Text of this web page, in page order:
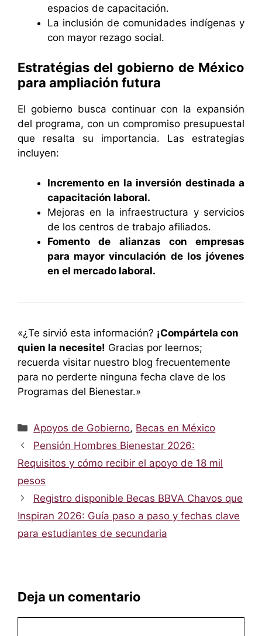
espacios de capacitación.
La inclusión de comunidades indígenas y
con mayor rezago social.
Estratégias del gobierno de México
para ampliación futura
El gobierno busca continuar con la expansión
del programa, con un compromiso presupuestal
que resalta su importancia. Las estrategias
incluyen:
Incremento en la inversión destinada a
capacitación laboral.
Mejoras en la infraestructura y servicios
de los centros de trabajo afiliados.
Fomento de alianzas con empresas
para mayor vinculación de los jóvenes
en el mercado laboral.
«¿Te sirvió esta información? ¡Compártela con
quien la necesite! Gracias por leernos;
recuerda visitar nuestro blog frecuentemente
para no perderte ninguna fecha clave de los
Programas del Bienestar.»
Categorías
Apoyos de Gobierno, Becas en México
Pensión Hombres Bienestar 2026:
Requisitos y cómo recibir el apoyo de 18 mil
pesos
Registro disponible Becas BBVA Chavos que
Inspiran 2026: Guía paso a paso y fechas clave
para estudiantes de secundaria
Deja un comentario